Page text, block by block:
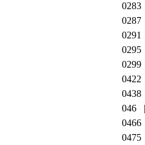
0283
0287
0291
0295
0299
0422
0438
046
0466
0475